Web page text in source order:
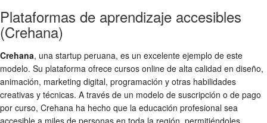
Plataformas de aprendizaje accesibles
(Crehana)
Crehana, una startup peruana, es un excelente ejemplo de este
modelo. Su plataforma ofrece cursos online de alta calidad en diseño,
animación, marketing digital, programación y otras habilidades
creativas y técnicas. A través de un modelo de suscripción o de pago
por curso, Crehana ha hecho que la educación profesional sea
accesible a miles de personas en toda la región, permitiéndoles